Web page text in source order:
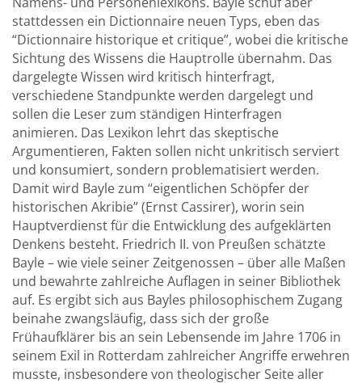
stattdessen ein Dictionnaire neuen Typs, eben das
“Dictionnaire historique et critique”, wobei die kritische
Sichtung des Wissens die Hauptrolle übernahm. Das
dargelegte Wissen wird kritisch hinterfragt,
verschiedene Standpunkte werden dargelegt und
sollen die Leser zum ständigen Hinterfragen
animieren. Das Lexikon lehrt das skeptische
Argumentieren, Fakten sollen nicht unkritisch serviert
und konsumiert, sondern problematisiert werden.
Damit wird Bayle zum “eigentlichen Schöpfer der
historischen Akribie” (Ernst Cassirer), worin sein
Hauptverdienst für die Entwicklung des aufgeklärten
Denkens besteht. Friedrich II. von Preußen schätzte
Bayle – wie viele seiner Zeitgenossen – über alle Maßen
und bewahrte zahlreiche Auflagen in seiner Bibliothek
auf. Es ergibt sich aus Bayles philosophischem Zugang
beinahe zwangsläufig, dass sich der große
Frühaufklärer bis an sein Lebensende im Jahre 1706 in
seinem Exil in Rotterdam zahlreicher Angriffe erwehren
musste, insbesondere von theologischer Seite aller